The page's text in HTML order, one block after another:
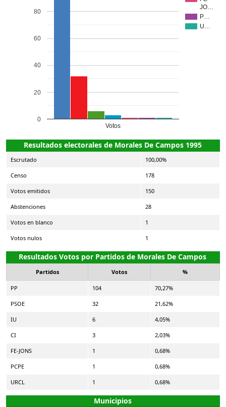
JO…
P…
U…
Votos
0
20
40
60
80
Resultados electorales de Morales De Campos 1995
Escrutado 100,00%
Censo 178
Votos emitidos 150
Abstenciones 28
Votos en blanco 1
Votos nulos 1
Resultados Votos por Partidos de Morales De Campos
Partidos Votos %
PP 104 70,27%
PSOE 32 21,62%
IU 6 4,05%
CI 3 2,03%
FE-JONS 1 0,68%
PCPE 1 0,68%
URCL 1 0,68%
Municipios